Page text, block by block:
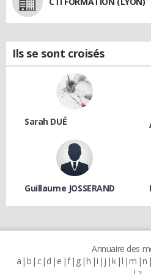
Ils se sont croisés
Sarah DUÉ
Guillaume JOSSERAND
Annuaire des
a b c d e f g h i j k l m n